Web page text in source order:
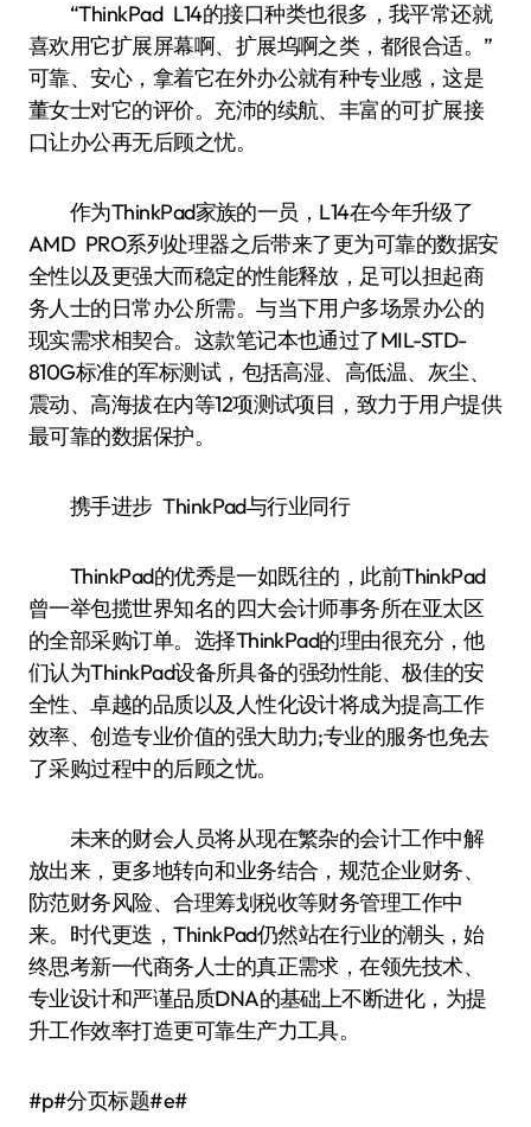
“ThinkPad L14的接口种类也很多，我平常还就
喜欢用它扩展屏幕啊、扩展坞啊之类，都很合适。”
可靠、安心，拿着它在外办公就有种专业感，这是
董女士对它的评价。充沛的续航、丰富的可扩展接
口让办公再无后顾之忧。
作为ThinkPad家族的一员，L14在今年升级了
AMD PRO系列处理器之后带来了更为可靠的数据安
全性以及更强大而稳定的性能释放，足可以担起商
务人士的日常办公所需。与当下用户多场景办公的
现实需求相契合。这款笔记本也通过了MIL-STD-
810G标准的军标测试，包括高湿、高低温、灰尘、
震动、高海拔在内等12项测试项目，致力于用户提供
最可靠的数据保护。
携手进步 ThinkPad与行业同行
ThinkPad的优秀是一如既往的，此前ThinkPad
曾一举包揽世界知名的四大会计师事务所在亚太区
的全部采购订单。选择ThinkPad的理由很充分，他
们认为ThinkPad设备所具备的强劲性能、极佳的安
全性、卓越的品质以及人性化设计将成为提高工作
效率、创造专业价值的强大助力;专业的服务也免去
了采购过程中的后顾之忧。
未来的财会人员将从现在繁杂的会计工作中解
放出来，更多地转向和业务结合，规范企业财务、
防范财务风险、合理筹划税收等财务管理工作中
来。时代更迭，ThinkPad仍然站在行业的潮头，始
终思考新一代商务人士的真正需求，在领先技术、
专业设计和严谨品质DNA的基础上不断进化，为提
升工作效率打造更可靠生产力工具。
#p#分页标题#e#